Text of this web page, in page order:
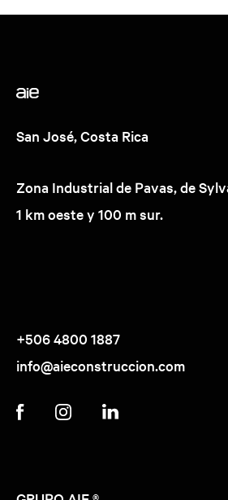
San José, Costa Rica
Zona Industrial de Pavas, de
1 km oeste y 100 m sur.
+506 4800 1887
info@aieconstruccion.com